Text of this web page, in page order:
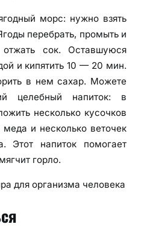
морс: нужно взять
перебрать, промыть и
сок. Оставшуюся
и кипятить 10 — 20 мин.
в нем сахар. Можете
целебный напиток: в
несколько кусочков
и несколько веточек
Этот напиток помогает
горло.
для организма человека